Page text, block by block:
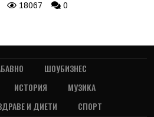
18067 0
ШОУБИЗНЕС
ИСТОРИЯ
МУЗИКА
И ДИЕТИ СПОРТ